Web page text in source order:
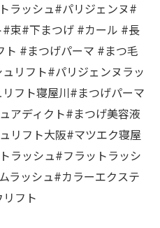
ラッシュ#パリジェンヌ#
束#下まつげ #カール #長
#まつげパーマ #まつ毛
リフト#パリジェンヌラッ
フト寝屋川#まつげパーマ
アディクト#まつげ美容液
リフト大阪#マツエク寝屋
ラッシュ#フラットラッシ
ラッシュ#カラーエクステ
フト